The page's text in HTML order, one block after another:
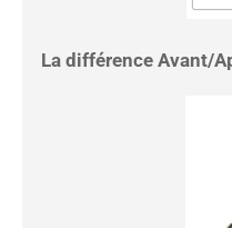
La différence Avant/